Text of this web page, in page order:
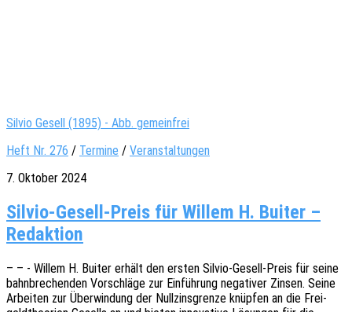
Silvio Gesell (1895) - Abb. gemeinfrei
Heft Nr. 276 / Termine / Veranstaltungen
7. Oktober 2024
Silvio-Gesell-Preis für Willem H. Buiter –
Redaktion
– – - Willem H. Buiter erhält den ersten Silvio-Gesell-Preis für seine
bahn­bre­chen­den Vorschlä­ge zur Einfüh­rung nega­ti­ver Zinsen. Seine
Arbei­ten zur Über­win­dung der Null­zins­gren­ze knüp­fen an die Frei­